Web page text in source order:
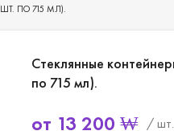
ШТ. ПО 715 МЛ).
Стеклянные
по 715 мл).
от 13 200 ₩ / шт.